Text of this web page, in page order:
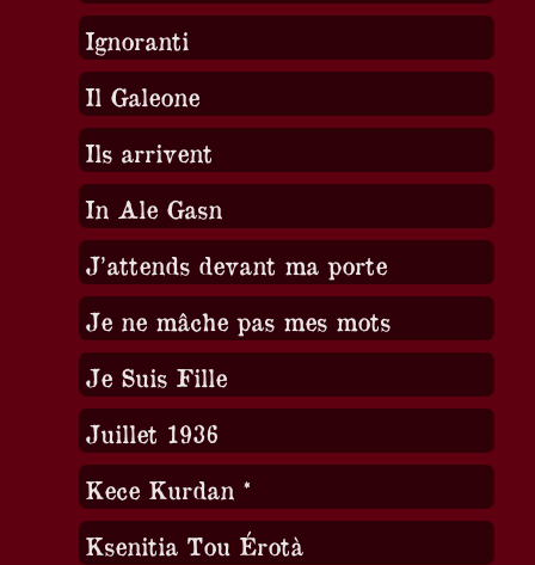
Ignoranti
Il Galeone
Ils arrivent
In Ale Gasn
J’attends devant ma porte
Je ne mâche pas mes mots
Je Suis Fille
Juillet 1936
Kece Kurdan *
Ksenitia Tou Érotà